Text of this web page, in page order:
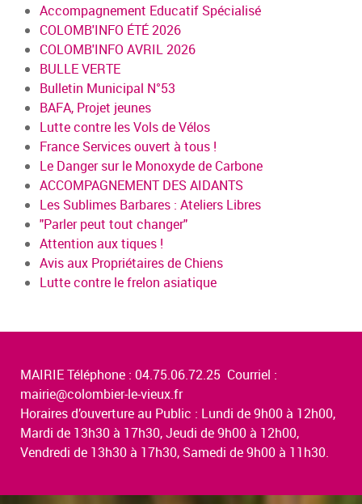
Accompagnement Educatif Spécialisé
COLOMB'INFO ÉTÉ 2026
COLOMB'INFO AVRIL 2026
BULLE VERTE
Bulletin Municipal N°53
BAFA, Projet jeunes
Lutte contre les Vols de Vélos
France Services ouvert à tous !
Le Danger sur le Monoxyde de Carbone
ACCOMPAGNEMENT DES AIDANTS
Les Sublimes Barbares : Ateliers Libres
"Parler peut tout changer"
Attention aux tiques !
Avis aux Propriétaires de Chiens
Lutte contre le frelon asiatique
MAIRIE Téléphone : 04.75.06.72.25 Courriel :
mairie@colombier-le-vieux.fr
Horaires d’ouverture au Public : Lundi de 9h00 à 12h00,
Mardi de 13h30 à 17h30, Jeudi de 9h00 à 12h00,
Vendredi de 13h30 à 17h30, Samedi de 9h00 à 11h30.